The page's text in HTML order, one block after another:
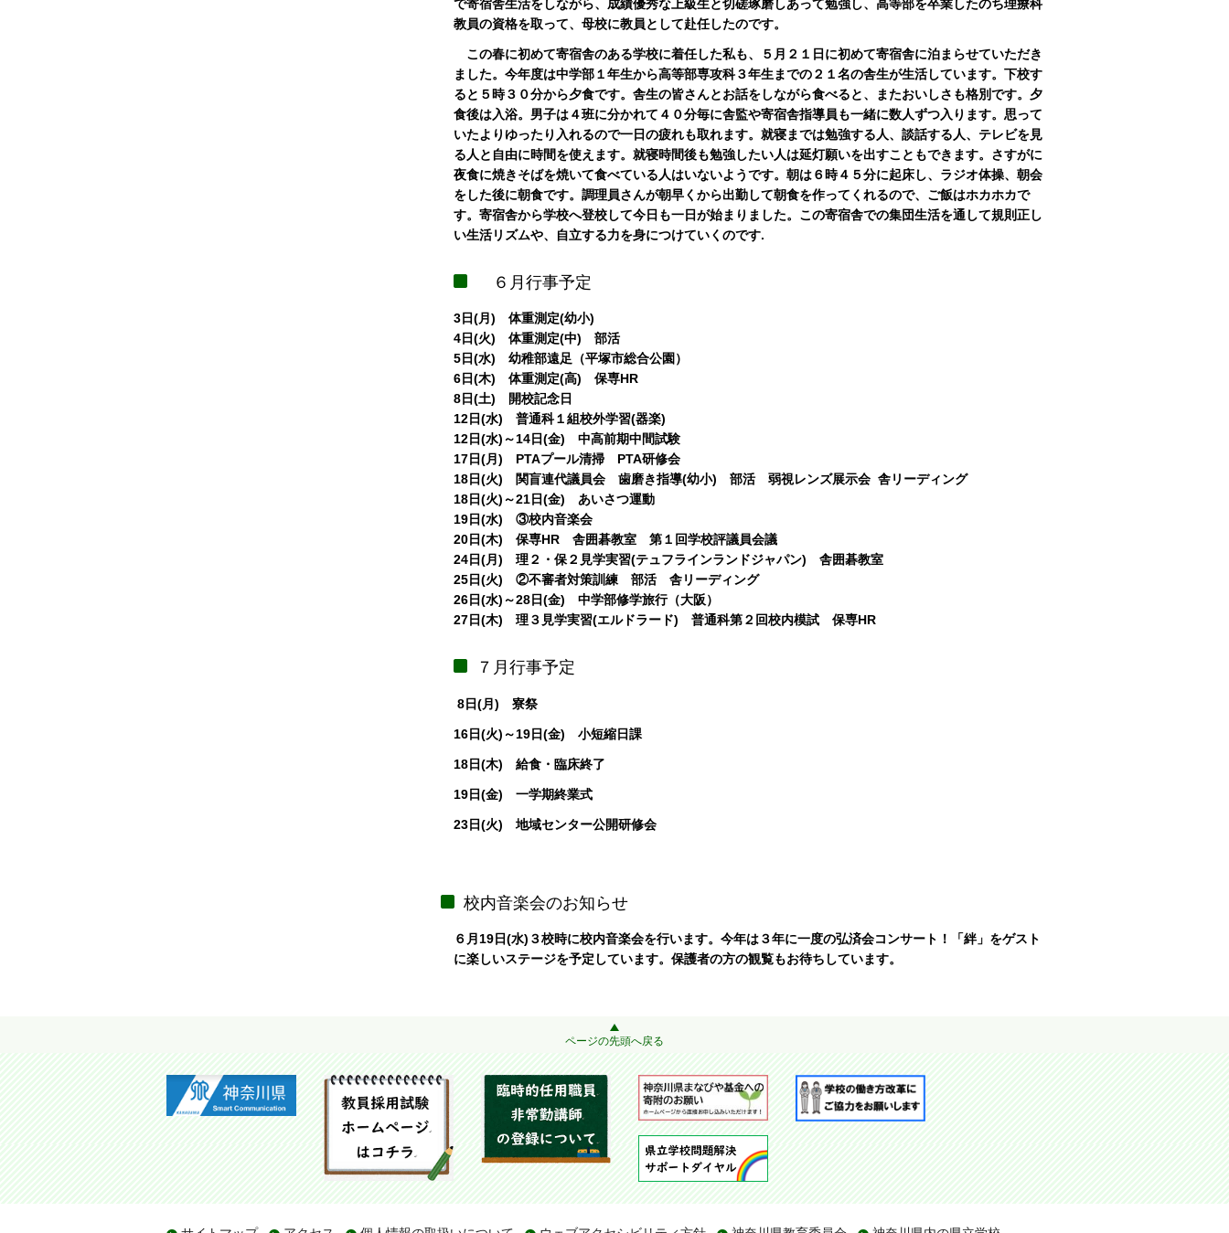
で寄宿舎生活をしながら、成績優秀な上級生と切磋琢磨しあって勉強し、高等部を卒業したのち理療科
教員の資格を取って、母校に教員として赴任したのです。
この春に初めて寄宿舎のある学校に着任した私も、５月２１日に初めて寄宿舎に泊まらせていただき
ました。今年度は中学部１年生から高等部専攻科３年生までの２１名の舎生が生活しています。下校す
ると５時３０分から夕食です。舎生の皆さんとお話をしながら食べると、またおいしさも格別です。夕
食後は入浴。男子は４班に分かれて４０分毎に舎監や寄宿舎指導員も一緒に数人ずつ入ります。思って
いたよりゆったり入れるので一日の疲れも取れます。就寝までは勉強する人、談話する人、テレビを見
る人と自由に時間を使えます。就寝時間後も勉強したい人は延灯願いを出すこともできます。さすがに
夜食に焼きそばを焼いて食べている人はいないようです。朝は６時４５分に起床し、ラジオ体操、朝会
をした後に朝食です。調理員さんが朝早くから出勤して朝食を作ってくれるので、ご飯はホカホカで
す。寄宿舎から学校へ登校して今日も一日が始まりました。この寄宿舎での集団生活を通して規則正し
い生活リズムや、自立する力を身につけていくのです.
６月行事予定
3日(月) 体重測定(幼小)
4日(火) 体重測定(中) 部活
5日(水) 幼稚部遠足（平塚市総合公園）
6日(木) 体重測定(高) 保専HR
8日(土) 開校記念日
12日(水) 普通科１組校外学習(器楽)
12日(水)～14日(金) 中高前期中間試験
17日(月) PTAプール清掃 PTA研修会
18日(火) 関盲連代議員会 歯磨き指導(幼小) 部活 弱視レンズ展示会 舎リーディング
18日(火)～21日(金) あいさつ運動
19日(水) ③校内音楽会
20日(木) 保専HR 舎囲碁教室 第１回学校評議員会議
24日(月) 理２・保２見学実習(テュフラインランドジャパン) 舎囲碁教室
25日(火) ②不審者対策訓練 部活 舎リーディング
26日(水)～28日(金) 中学部修学旅行（大阪）
27日(木) 理３見学実習(エルドラード) 普通科第２回校内模試 保専HR
７月行事予定
8日(月) 寮祭
16日(火)～19日(金) 小短縮日課
18日(木) 給食・臨床終了
19日(金) 一学期終業式
23日(火) 地域センター公開研修会
校内音楽会のお知らせ
６月19日(水)３校時に校内音楽会を行います。今年は３年に一度の弘済会コンサート！「絆」をゲスト
に楽しいステージを予定しています。保護者の方の観覧もお待ちしています。
ページの先頭へ戻る